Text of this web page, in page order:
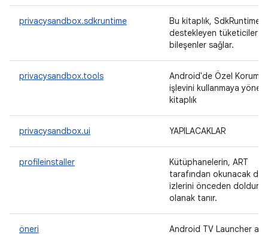
privacysandbox.sdkruntime
Bu kitaplık, SdkRuntime'ı
destekleyen tüketiciler
bileşenler sağlar.
privacysandbox.tools
Android'de Özel
işlevini kullanmaya
kitaplık
privacysandbox.ui YAPILACAKLAR
profileinstaller
Kütüphanelerin, ART
tarafından okunacak
izlerini önceden
olanak tanır.
öneri
Android TV Launcher ana